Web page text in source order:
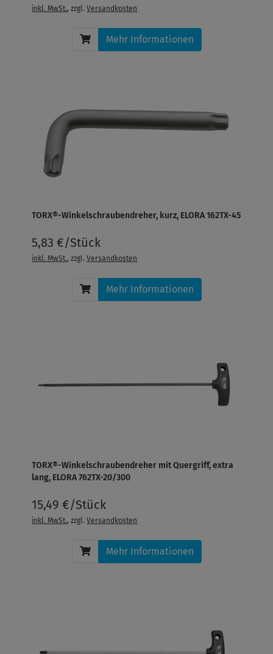
inkl. MwSt., zzgl.Versandkosten
Mehr Informationen
TORX®-Winkelschraubendreher, kurz, ELORA 162TX-45
5,83 €/Stück
inkl. MwSt., zzgl.Versandkosten
Mehr Informationen
TORX®-Winkelschraubendreher mit Quergriff, extra
lang, ELORA 762TX-20/300
15,49 €/Stück
inkl. MwSt., zzgl.Versandkosten
Mehr Informationen